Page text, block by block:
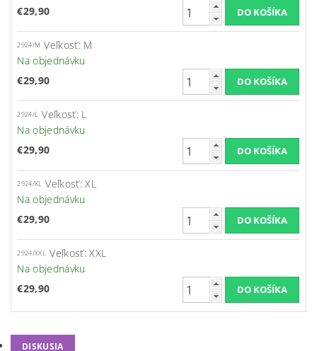
€29,90
2924/M Veľkosť: M
Na objednávku
€29,90
2924/L Veľkosť: L
Na objednávku
€29,90
2924/XL Veľkosť: XL
Na objednávku
€29,90
2924/XXL Veľkosť: XXL
Na objednávku
€29,90
DISKUSIA